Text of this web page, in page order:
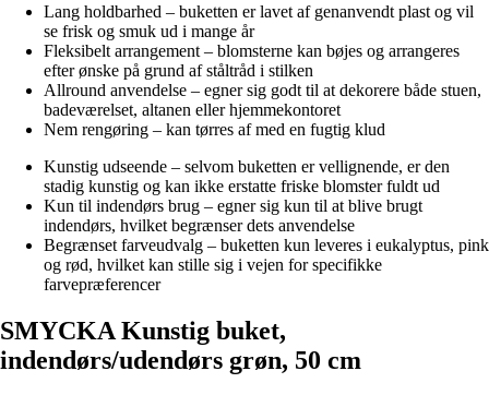
Lang holdbarhed – buketten er lavet af genanvendt plast og vil
se frisk og smuk ud i mange år
Fleksibelt arrangement – blomsterne kan bøjes og arrangeres
efter ønske på grund af ståltråd i stilken
Allround anvendelse – egner sig godt til at dekorere både stuen,
badeværelset, altanen eller hjemmekontoret
Nem rengøring – kan tørres af med en fugtig klud
Kunstig udseende – selvom buketten er vellignende, er den
stadig kunstig og kan ikke erstatte friske blomster fuldt ud
Kun til indendørs brug – egner sig kun til at blive brugt
indendørs, hvilket begrænser dets anvendelse
Begrænset farveudvalg – buketten kun leveres i eukalyptus, pink
og rød, hvilket kan stille sig i vejen for specifikke
farvepræferencer
SMYCKA Kunstig buket,
indendørs/udendørs grøn, 50 cm